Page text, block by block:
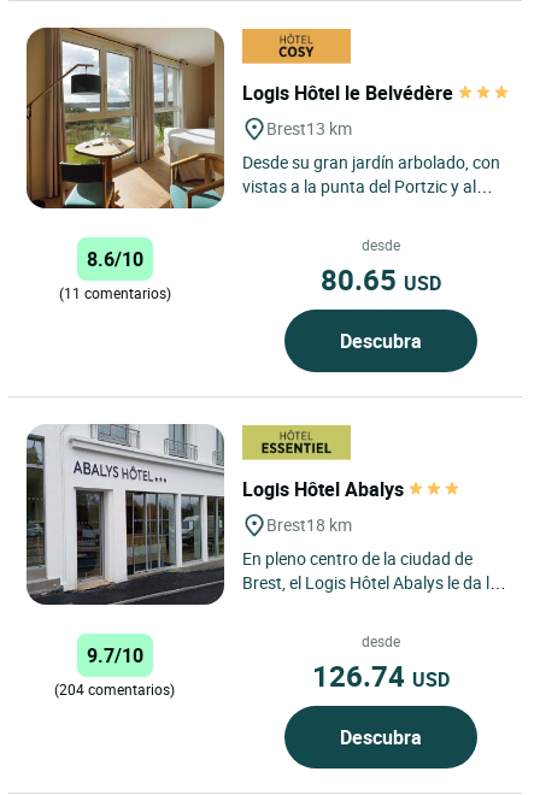
Logis Hôtel le Belvédère
Brest13 km
Desde su gran jardín arbolado, con
vistas a la punta del Portzic y al
8.6/10
(11 comentarios)
desde
80.65 USD
Descubra
Logis Hôtel Abalys
Brest18 km
En pleno centro de la ciudad de
Brest, el Logis Hôtel Abalys le da la
estación de tren, cerca...
9.7/10
(204 comentarios)
desde
126.74 USD
Descubra